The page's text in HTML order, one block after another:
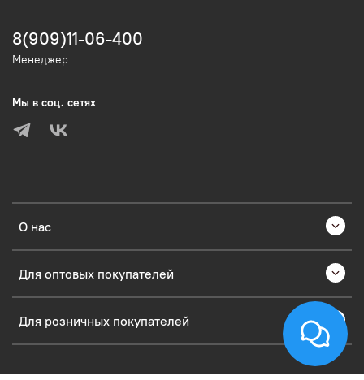
О нас
Для оптовых покупателей
Для розничных покупателей
8(909)11-06-400
Менеджер
Мы в соц. сетях